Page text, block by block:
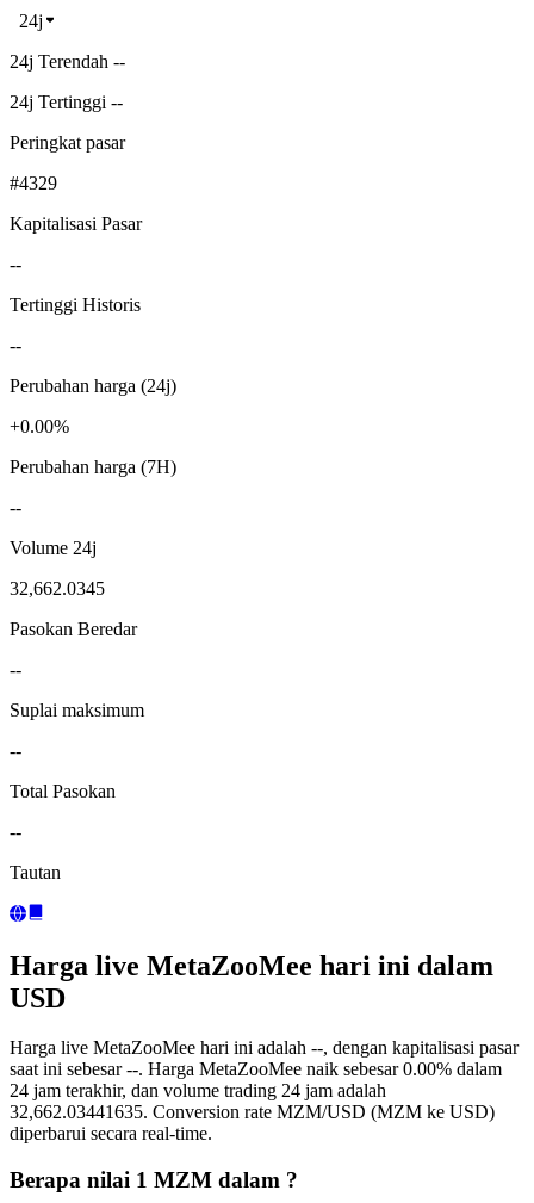
24j
24j Terendah --
24j Tertinggi --
Peringkat pasar
#4329
Kapitalisasi Pasar
--
Tertinggi Historis
--
Perubahan harga (24j)
+0.00%
Perubahan harga (7H)
--
Volume 24j
32,662.0345
Pasokan Beredar
--
Suplai maksimum
--
Total Pasokan
--
Tautan
Harga live MetaZooMee hari ini dalam
USD
Harga live MetaZooMee hari ini adalah --, dengan kapitalisasi pasar
saat ini sebesar --. Harga MetaZooMee naik sebesar 0.00% dalam
24 jam terakhir, dan volume trading 24 jam adalah
32,662.03441635. Conversion rate MZM/USD (MZM ke USD)
diperbarui secara real-time.
Berapa nilai 1 MZM dalam ?